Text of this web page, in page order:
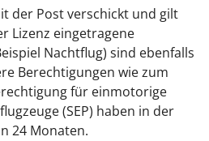
der Post verschickt und gilt
Lizenz eingetragene
Nachtflug) sind ebenfalls
Berechtigungen wie zum
für einmotorige
(SEP) haben in der
24 Monaten.